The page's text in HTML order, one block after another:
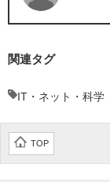
関連タグ
IT・ネット・科学
TOP